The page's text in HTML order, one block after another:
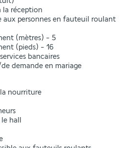
réception
aux personnes en fauteuil roulant
(mètres) - 5
(pieds) - 16
bancaires
demande en mariage
nourriture
hall